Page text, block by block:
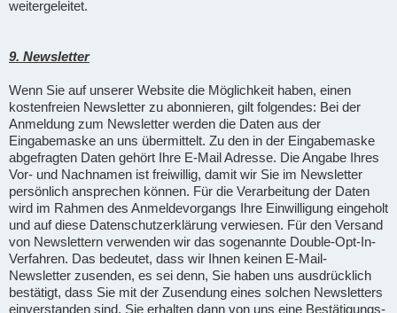
weitergeleitet.
9. Newsletter
Wenn Sie auf unserer Website die Möglichkeit haben, einen
kostenfreien Newsletter zu abonnieren, gilt folgendes: Bei der
Anmeldung zum Newsletter werden die Daten aus der
Eingabemaske an uns übermittelt. Zu den in der Eingabemaske
abgefragten Daten gehört Ihre E-Mail Adresse. Die Angabe Ihres
Vor- und Nachnamen ist freiwillig, damit wir Sie im Newsletter
persönlich ansprechen können. Für die Verarbeitung der Daten
wird im Rahmen des Anmeldevorgangs Ihre Einwilligung eingeholt
und auf diese Datenschutzerklärung verwiesen. Für den Versand
von Newslettern verwenden wir das sogenannte Double-Opt-In-
Verfahren. Das bedeutet, dass wir Ihnen keinen E-Mail-
Newsletter zusenden, es sei denn, Sie haben uns ausdrücklich
bestätigt, dass Sie mit der Zusendung eines solchen Newsletters
einverstanden sind. Sie erhalten dann von uns eine Bestätigungs-